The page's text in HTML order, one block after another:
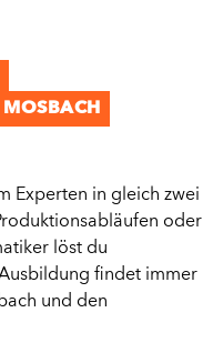
Experten in gleich zwei
oder
löst du
findet immer
und den